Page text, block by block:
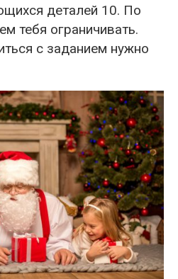
деталей 10. По
тебя ограничивать.
с заданием нужно